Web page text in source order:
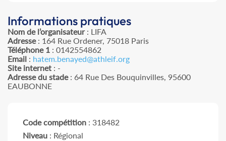
Informations pratiques
Nom de l’organisateur: LIFA
Adresse: 164 Rue Ordener, 75018 Paris
Téléphone 1 : 0142554862
Email : hatem.benayed@athleif.org
Site internet : -
Adresse du stade: 64 Rue Des Bouquinvilles, 95600
EAUBONNE
Code compétition : 318482
Niveau : Régional